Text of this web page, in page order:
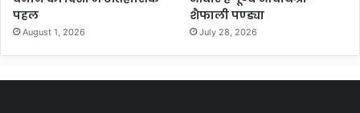
पहल
August 1, 2026
शैफाली पण्ड्या
July 28, 2026